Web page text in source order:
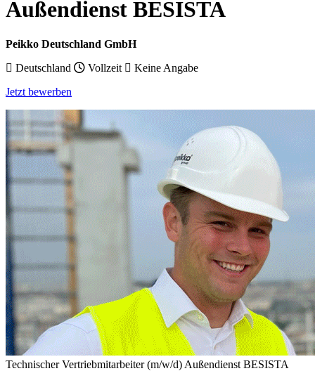
Außendienst BESISTA
Peikko Deutschland GmbH
Deutschland
Vollzeit
Keine Angabe
Jetzt bewerben
Technischer Vertriebmitarbeiter (m/w/d) Außendienst BESISTA